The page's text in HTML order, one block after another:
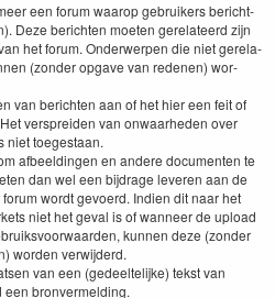
een forum waarop gebruik­ers bericht­
Deze bericht­en moeten gere­la­teerd zijn
het forum. Onder­w­er­pen die niet gere­la­
(zon­der opgave van rede­nen) wor­
van bericht­en aan of het hier een feit of
ver­sprei­den van onwaarhe­den over
niet toegestaan.
afbeeldin­gen en andere doc­u­menten te
dan wel een bij­drage lev­eren aan de
wordt gevo­erd. Indi­en dit naar het
niet het geval is of wan­neer de upload
kun­nen deze (zon­der
wor­den verwijderd.
van een (gedeel­telijke) tekst van
bronvermelding.